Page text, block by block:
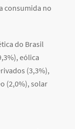
consumida no
do Brasil
eólica
(3,3%),
(2,0%), solar